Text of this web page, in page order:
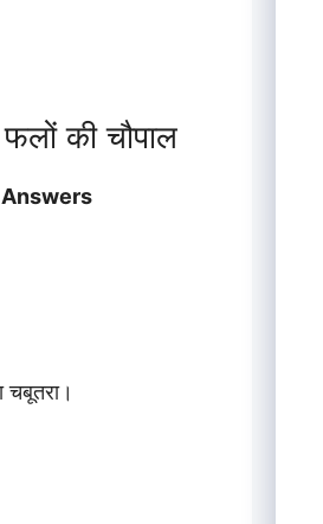
की चौपाल
Answers
चबूतरा।